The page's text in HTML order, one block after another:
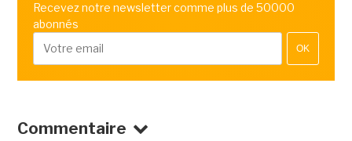
Recevez notre newsletter comme plus de 50000
abonnés
OK
Commentaire